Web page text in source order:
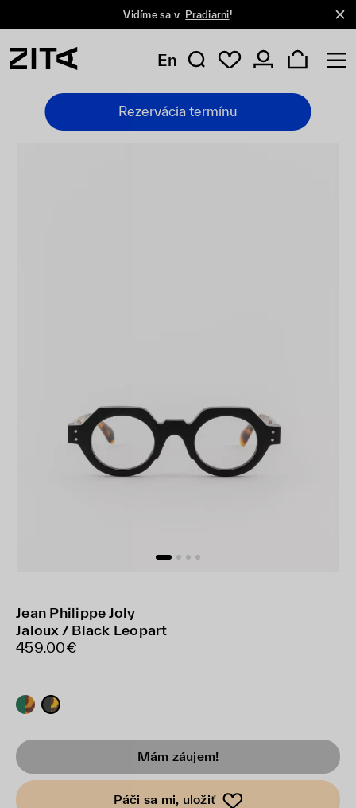
Vidíme sa v Pradiarni!
En
Rezervácia termínu
Jean Philippe Joly
Jaloux / Black Leopart
459.00€
Mám záujem!
Páči sa mi, uložiť